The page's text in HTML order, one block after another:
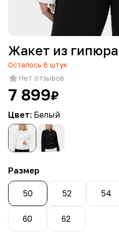
Жакет из гипюра
Осталось 6 штук
Нет отзывов
7 899₽
Цвет: Белый
Размер
50 52 54
60 62